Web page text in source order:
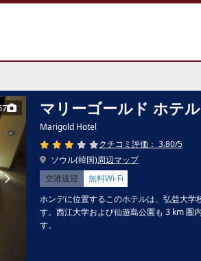
マリーゴールド ホテル
Marigold Hotel
クチコミ評価： 3.80/5
ソウル(韓国)周辺マップ
空港送迎
無料Wi-Fi
ホンデに位置するこのホテルは、弘益大
す。西江大学および仙遊島公園も 3 km 圏
す。